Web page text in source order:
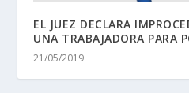
EL JUEZ DECLARA
UNA TRABAJADORA PARA
21/05/2019